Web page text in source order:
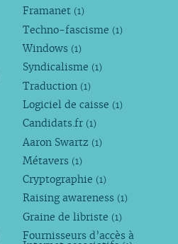
Framanet (1)
Techno-fascisme (1)
Windows (1)
Syndicalisme (1)
Traduction (1)
Logiciel de caisse (1)
Candidats.fr (1)
Aaron Swartz (1)
Métavers (1)
Cryptographie (1)
Raising awareness (1)
Graine de libriste (1)
Fournisseurs d’accès à